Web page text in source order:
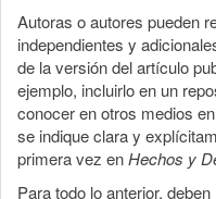
Autoras o autores pueden
independientes y
de la versión del artículo
ejemplo, incluirlo en un
conocer en otros medios
se indique clara y
primera vez enHechos y
Para todo lo anterior,